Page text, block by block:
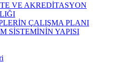
VE AKREDİTASYON
ÇALIŞMA PLANI
SİSTEMİNİN YAPISI